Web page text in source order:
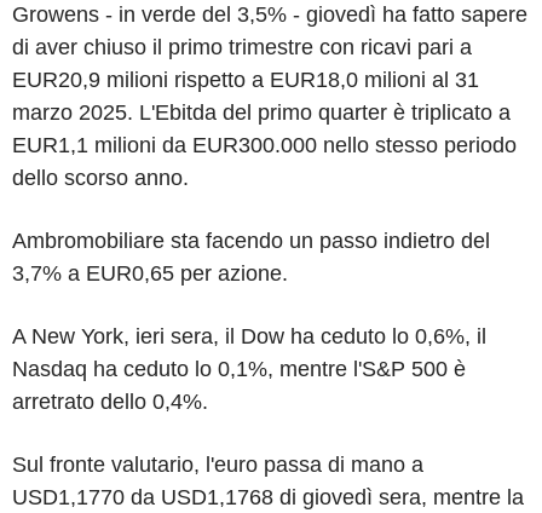
Growens - in verde del 3,5% - giovedì ha fatto sapere
di aver chiuso il primo trimestre con ricavi pari a
EUR20,9 milioni rispetto a EUR18,0 milioni al 31
marzo 2025. L'Ebitda del primo quarter è triplicato a
EUR1,1 milioni da EUR300.000 nello stesso periodo
dello scorso anno.
Ambromobiliare sta facendo un passo indietro del
3,7% a EUR0,65 per azione.
A New York, ieri sera, il Dow ha ceduto lo 0,6%, il
Nasdaq ha ceduto lo 0,1%, mentre l'S&P 500 è
arretrato dello 0,4%.
Sul fronte valutario, l'euro passa di mano a
USD1,1770 da USD1,1768 di giovedì sera, mentre la